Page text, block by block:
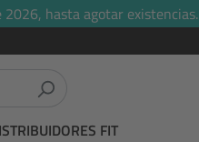
2026, hasta agotar existencias.
FIT